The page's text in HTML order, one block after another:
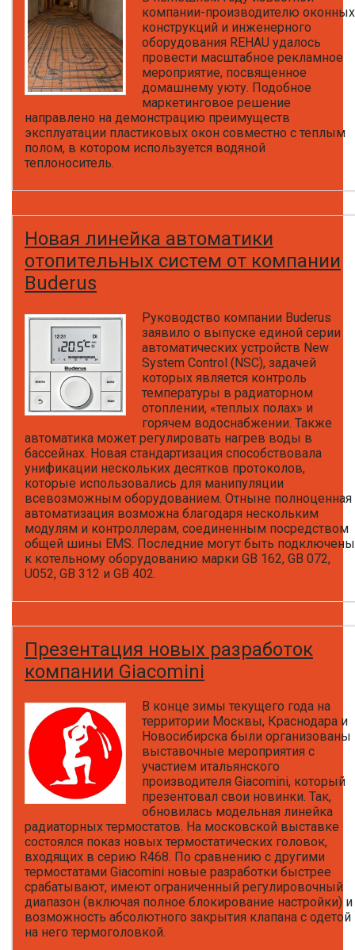
компании-производителю оконных
конструкций и инженерного
оборудования REHAU удалось
провести масштабное рекламное
мероприятие, посвященное
домашнему уюту. Подобное
маркетинговое решение
направлено на демонстрацию преимуществ
эксплуатации пластиковых окон совместно с теплым
полом, в котором используется водяной
теплоноситель.
Новая линейка автоматики
отопительных систем от компании
Buderus
Руководство компании Buderus
заявило о выпуске единой серии
автоматических устройств New
System Control (NSC), задачей
которых является контроль
температуры в радиаторном
отоплении, «теплых полах» и
горячем водоснабжении. Также
автоматика может регулировать нагрев воды в
бассейнах. Новая стандартизация способствовала
унификации нескольких десятков протоколов,
которые использовались для манипуляции
всевозможным оборудованием. Отныне полноценная
автоматизация возможна благодаря нескольким
модулям и контроллерам, соединенным посредством
общей шины EMS. Последние могут быть подключены
к котельному оборудованию марки GB 162, GB 072,
U052, GB 312 и GB 402.
Презентация новых разработок
компании Giacomini
В конце зимы текущего года на
территории Москвы, Краснодара и
Новосибирска были организованы
выставочные мероприятия с
участием итальянского
производителя Giacomini, который
презентовал свои новинки. Так,
обновилась модельная линейка
радиаторных термостатов. На московской выставке
состоялся показ новых термостатических головок,
входящих в серию R468. По сравнению с другими
термостатами Giacomini новые разработки быстрее
срабатывают, имеют ограниченный регулировочный
диапазон (включая полное блокирование настройки) и
возможность абсолютного закрытия клапана с одетой
на него термоголовкой.